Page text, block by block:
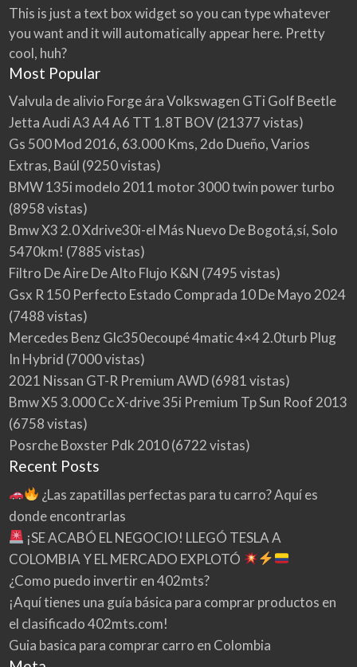
This is just a text box widget so you can type whatever
you want and it will automatically appear here. Pretty
cool, huh?
Most Popular
Valvula de alivio Forge ára Volkswagen GTi Golf Beetle
Jetta Audi A3 A4 A6 TT 1.8T BOV(21377 vistas)
Gs 500 Mod 2016, 63.000 Kms, 2do Dueño, Varios
Extras, Baúl (9250 vistas)
BMW 135i modelo 2011 motor 3000 twin power turbo
(8958 vistas)
Bmw X3 2.0 Xdrive30i-el Más Nuevo De Bogotá,sí, Solo
5470km! (7885 vistas)
Filtro De Aire De Alto Flujo K&N (7495 vistas)
Gsx R 150 Perfecto Estado Comprada 10 De Mayo 2024
(7488 vistas)
Mercedes Benz Glc350ecoupé 4matic 4×4 2.0turb Plug
In Hybrid (7000 vistas)
2021 Nissan GT-R Premium AWD(6981 vistas)
Bmw X5 3.000 Cc X-drive 35i Premium Tp Sun Roof 2013
(6758 vistas)
Posrche Boxster Pdk 2010(6722 vistas)
Recent Posts
¿Las zapatillas perfectas para tu carro? Aquí es
donde encontrarlas
¡SE ACABÓ EL NEGOCIO! LLEGÓ TESLA A
COLOMBIA Y EL MERCADO EXPLOTÓ
¿Como puedo invertir en 402mts?
¡Aquí tienes una guía básica para comprar productos en
el clasificado 402mts.com!
Guia basica para comprar carro en Colombia